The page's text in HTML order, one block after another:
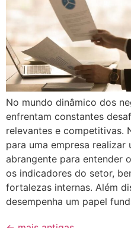
No mundo dinâmico dos
enfrentam constantes
relevantes e competitivas.
para uma empresa
abrangente para entender
os indicadores do setor,
fortalezas internas. Além
desempenha um papel